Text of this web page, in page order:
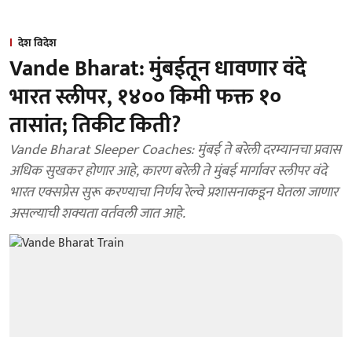
देश विदेश
Vande Bharat: मुंबईतून धावणार वंदे
भारत स्लीपर, १४०० किमी फक्त १०
तासांत; तिकीट किती?
Vande Bharat Sleeper Coaches: मुंबई ते बरेली दरम्यानचा प्रवास
अधिक सुखकर होणार आहे, कारण बरेली ते मुंबई मार्गावर स्लीपर वंदे
भारत एक्सप्रेस सुरू करण्याचा निर्णय रेल्वे प्रशासनाकडून घेतला जाणार
असल्याची शक्यता वर्तवली जात आहे.